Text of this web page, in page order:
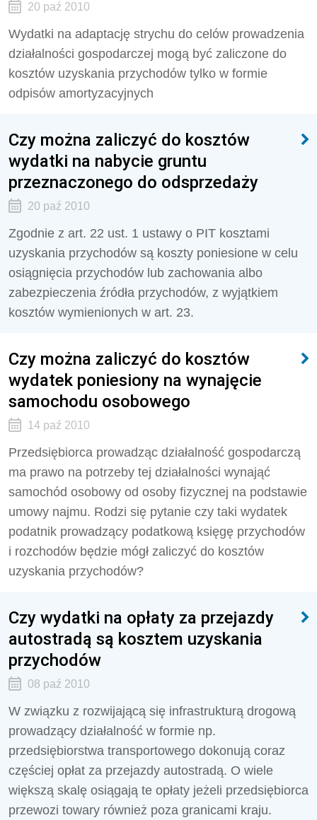
20 paź 2010
Wydatki na adaptację strychu do celów prowadzenia
działalności gospodarczej mogą być zaliczone do
kosztów uzyskania przychodów tylko w formie
odpisów amortyzacyjnych
Czy można zaliczyć do kosztów
wydatki na nabycie gruntu
przeznaczonego do odsprzedaży
20 paź 2010
Zgodnie z art. 22 ust. 1 ustawy o PIT kosztami
uzyskania przychodów są koszty poniesione w celu
osiągnięcia przychodów lub zachowania albo
zabezpieczenia źródła przychodów, z wyjątkiem
kosztów wymienionych w art. 23.
Czy można zaliczyć do kosztów
wydatek poniesiony na wynajęcie
samochodu osobowego
14 paź 2010
Przedsiębiorca prowadząc działalność gospodarczą
ma prawo na potrzeby tej działalności wynająć
samochód osobowy od osoby fizycznej na podstawie
umowy najmu. Rodzi się pytanie czy taki wydatek
podatnik prowadzący podatkową księgę przychodów
i rozchodów będzie mógł zaliczyć do kosztów
uzyskania przychodów?
Czy wydatki na opłaty za przejazdy
autostradą są kosztem uzyskania
przychodów
08 paź 2010
W związku z rozwijającą się infrastrukturą drogową
prowadzący działalność w formie np.
przedsiębiorstwa transportowego dokonują coraz
częściej opłat za przejazdy autostradą. O wiele
większą skalę osiągają te opłaty jeżeli przedsiębiorca
przewozi towary również poza granicami kraju.